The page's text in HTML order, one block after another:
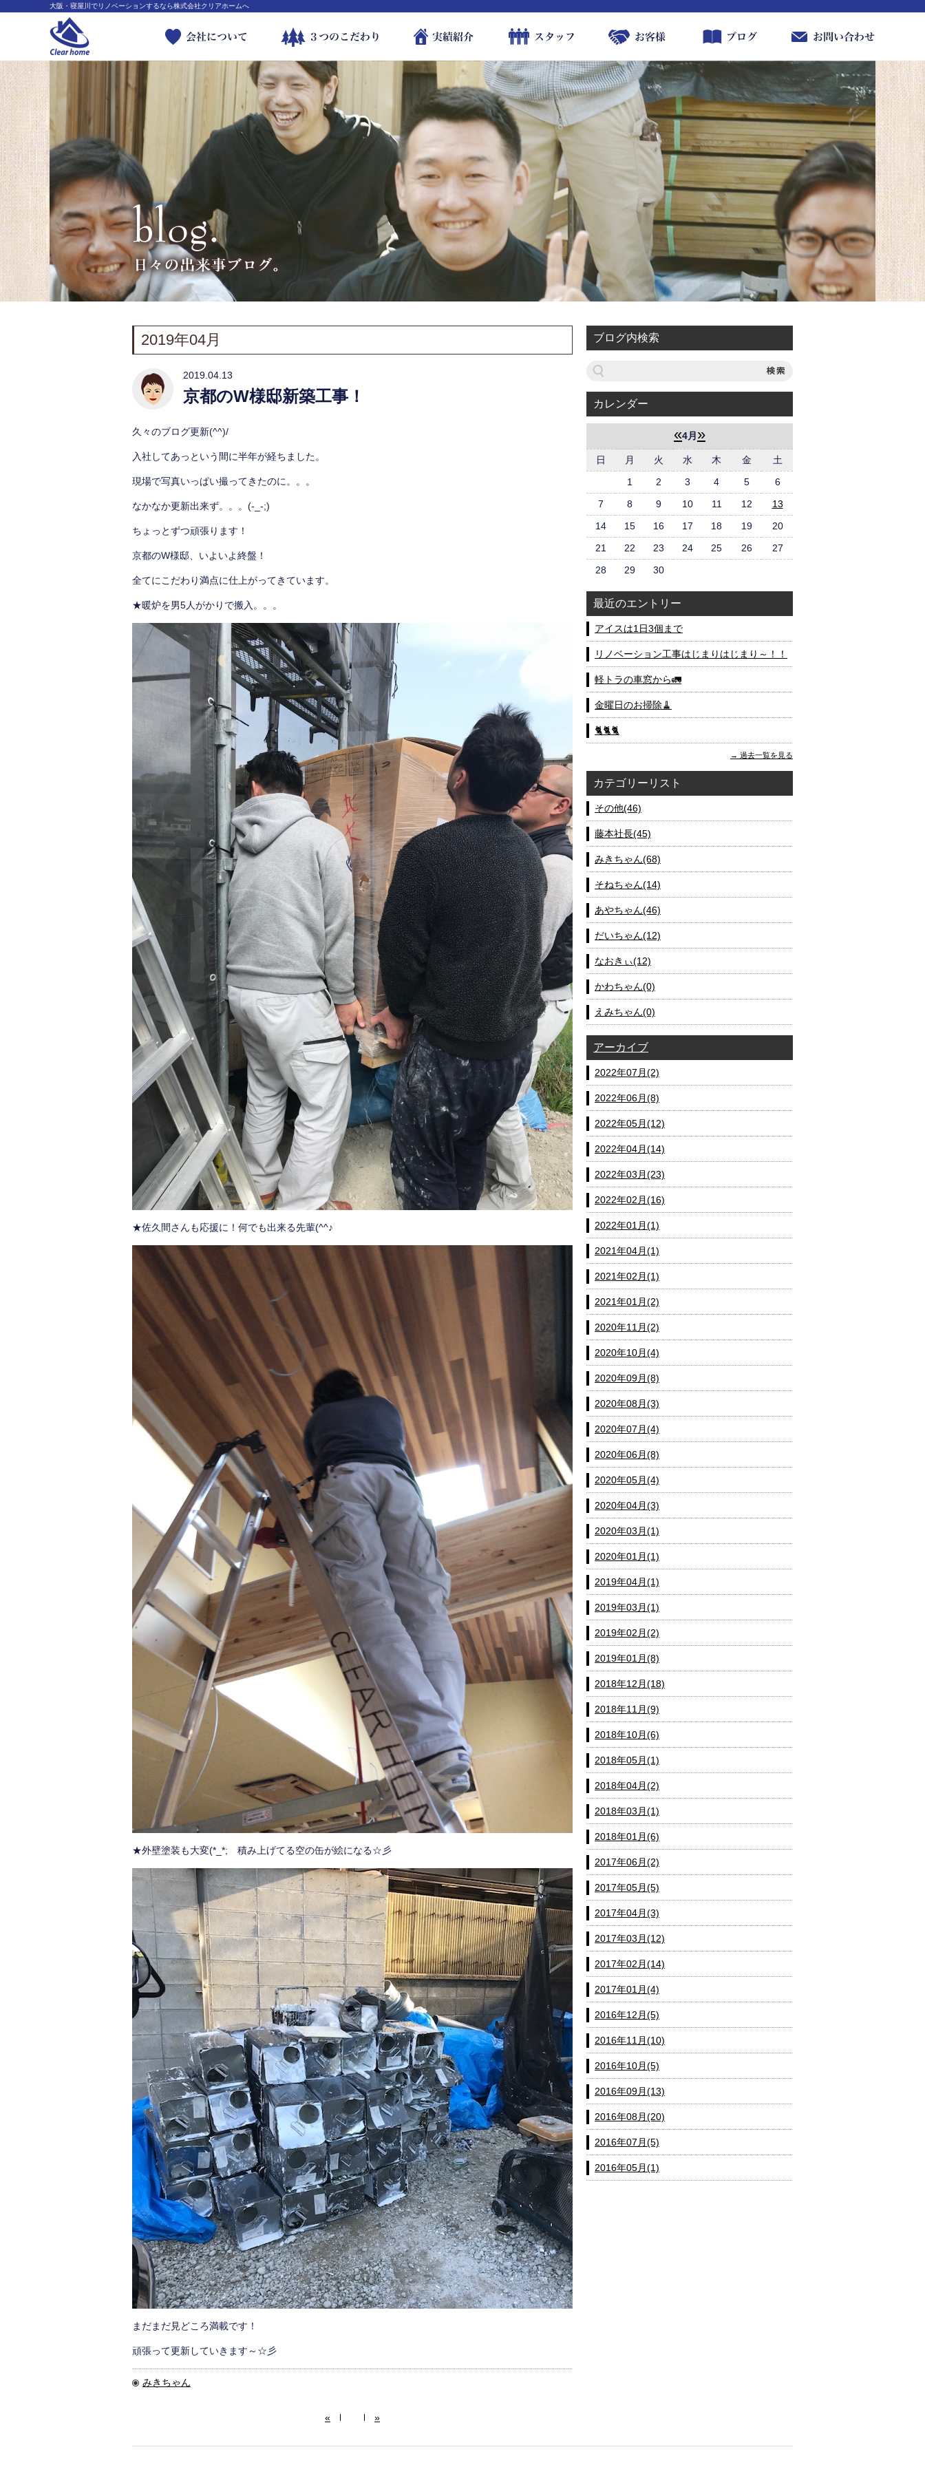
大阪・寝屋川でリノベーションするなら株式会社クリアホームへ
2019年04月
2019.04.13
京都のW様邸新築工事！
久々のブログ更新(^^)/
入社してあっという間に半年が経ちました。
現場で写真いっぱい撮ってきたのに。。。
なかなか更新出来ず。。。(-_-;)
ちょっとずつ頑張ります！
京都のW様邸、いよいよ終盤！
全てにこだわり満点に仕上がってきています。
★暖炉を男5人がかりで搬入。。。
★佐久間さんも応援に！何でも出来る先輩(^^♪
★外壁塗装も大変(*_*; 積み上げてる空の缶が絵になる☆彡
まだまだ見どころ満載です！
頑張って更新していきます～☆彡
みきちゃん
« »
ブログ内検索
カレンダー
«4月 »
日 月 火 水 木 金
土
1
2 3 4 5
6
7
8 9 10 11 12
13
14
15 16 17 18 19
20
21
22 23 24 25 26
27
28
29 30
最近のエントリー
アイスは1日3個まで
リノベーション工事はじまりはじまり～！！
軽トラの車窓から🚛
金曜日のお掃除🧹
🐈🐈🐈
過去一覧を見る
カテゴリーリスト
その他(46)
藤本社長(45)
みきちゃん(68)
そねちゃん(14)
あやちゃん(46)
だいちゃん(12)
なおきぃ(12)
かわちゃん(0)
えみちゃん(0)
アーカイブ
2022年07月(2)
2022年06月(8)
2022年05月(12)
2022年04月(14)
2022年03月(23)
2022年02月(16)
2022年01月(1)
2021年04月(1)
2021年02月(1)
2021年01月(2)
2020年11月(2)
2020年10月(4)
2020年09月(8)
2020年08月(3)
2020年07月(4)
2020年06月(8)
2020年05月(4)
2020年04月(3)
2020年03月(1)
2020年01月(1)
2019年04月(1)
2019年03月(1)
2019年02月(2)
2019年01月(8)
2018年12月(18)
2018年11月(9)
2018年10月(6)
2018年05月(1)
2018年04月(2)
2018年03月(1)
2018年01月(6)
2017年06月(2)
2017年05月(5)
2017年04月(3)
2017年03月(12)
2017年02月(14)
2017年01月(4)
2016年12月(5)
2016年11月(10)
2016年10月(5)
2016年09月(13)
2016年08月(20)
2016年07月(5)
2016年05月(1)